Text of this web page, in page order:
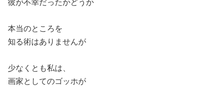
彼が不幸だったかどうか
本当のところを
知る術はありませんが
少なくとも私は、
画家としてのゴッホが